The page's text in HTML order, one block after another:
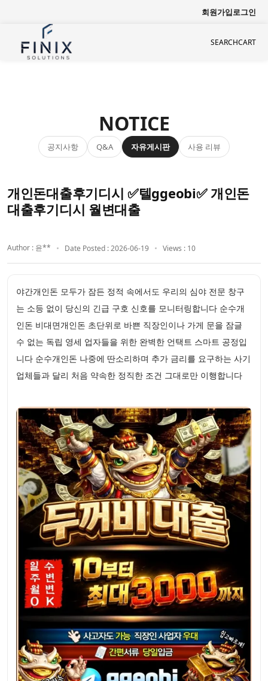
회원가입로그인
SEARCHCART
NOTICE
공지사항 Q&A 자유게시판 사용 리뷰
개인돈대출후기디시 ✅텔ggeobi✅ 개인돈
대출후기디시 월변대출
Author : 윤** Date Posted : 2026-06-19 Views : 10
야간개인돈 모두가 잠든 정적 속에서도 우리의 심야 전문 창구
는 소등 없이 당신의 긴급 구호 신호를 모니터링합니다 순수개
인돈 비대면개인돈 초단위로 바쁜 직장인이나 가게 문을 잠글
수 없는 독립 영세 업자들을 위한 완벽한 언택트 스마트 공정입
니다 순수개인돈 나중에 딴소리하며 추가 금리를 요구하는 사기
업체들과 달리 처음 약속한 정직한 조건 그대로만 이행합니다